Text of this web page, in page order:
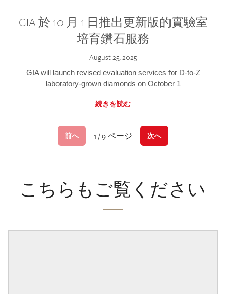
GIA 於 10 月 1 日推出更新版的實驗室
培育鑽石服務
August 25, 2025
GIA will launch revised evaluation services for D-to-Z
laboratory-grown diamonds on October 1
続きを読む
前へ 1 / 9 ページ 次へ
こちらもご覧ください